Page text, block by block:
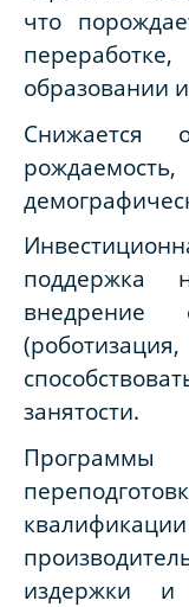
что
образовании
Снижается
поддержка
внедрение
занятости.
издержки и